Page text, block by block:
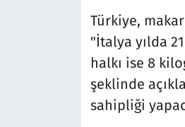
Türkiye,
"İtalya yılda
halkı ise 8
şeklinde
sahipliği